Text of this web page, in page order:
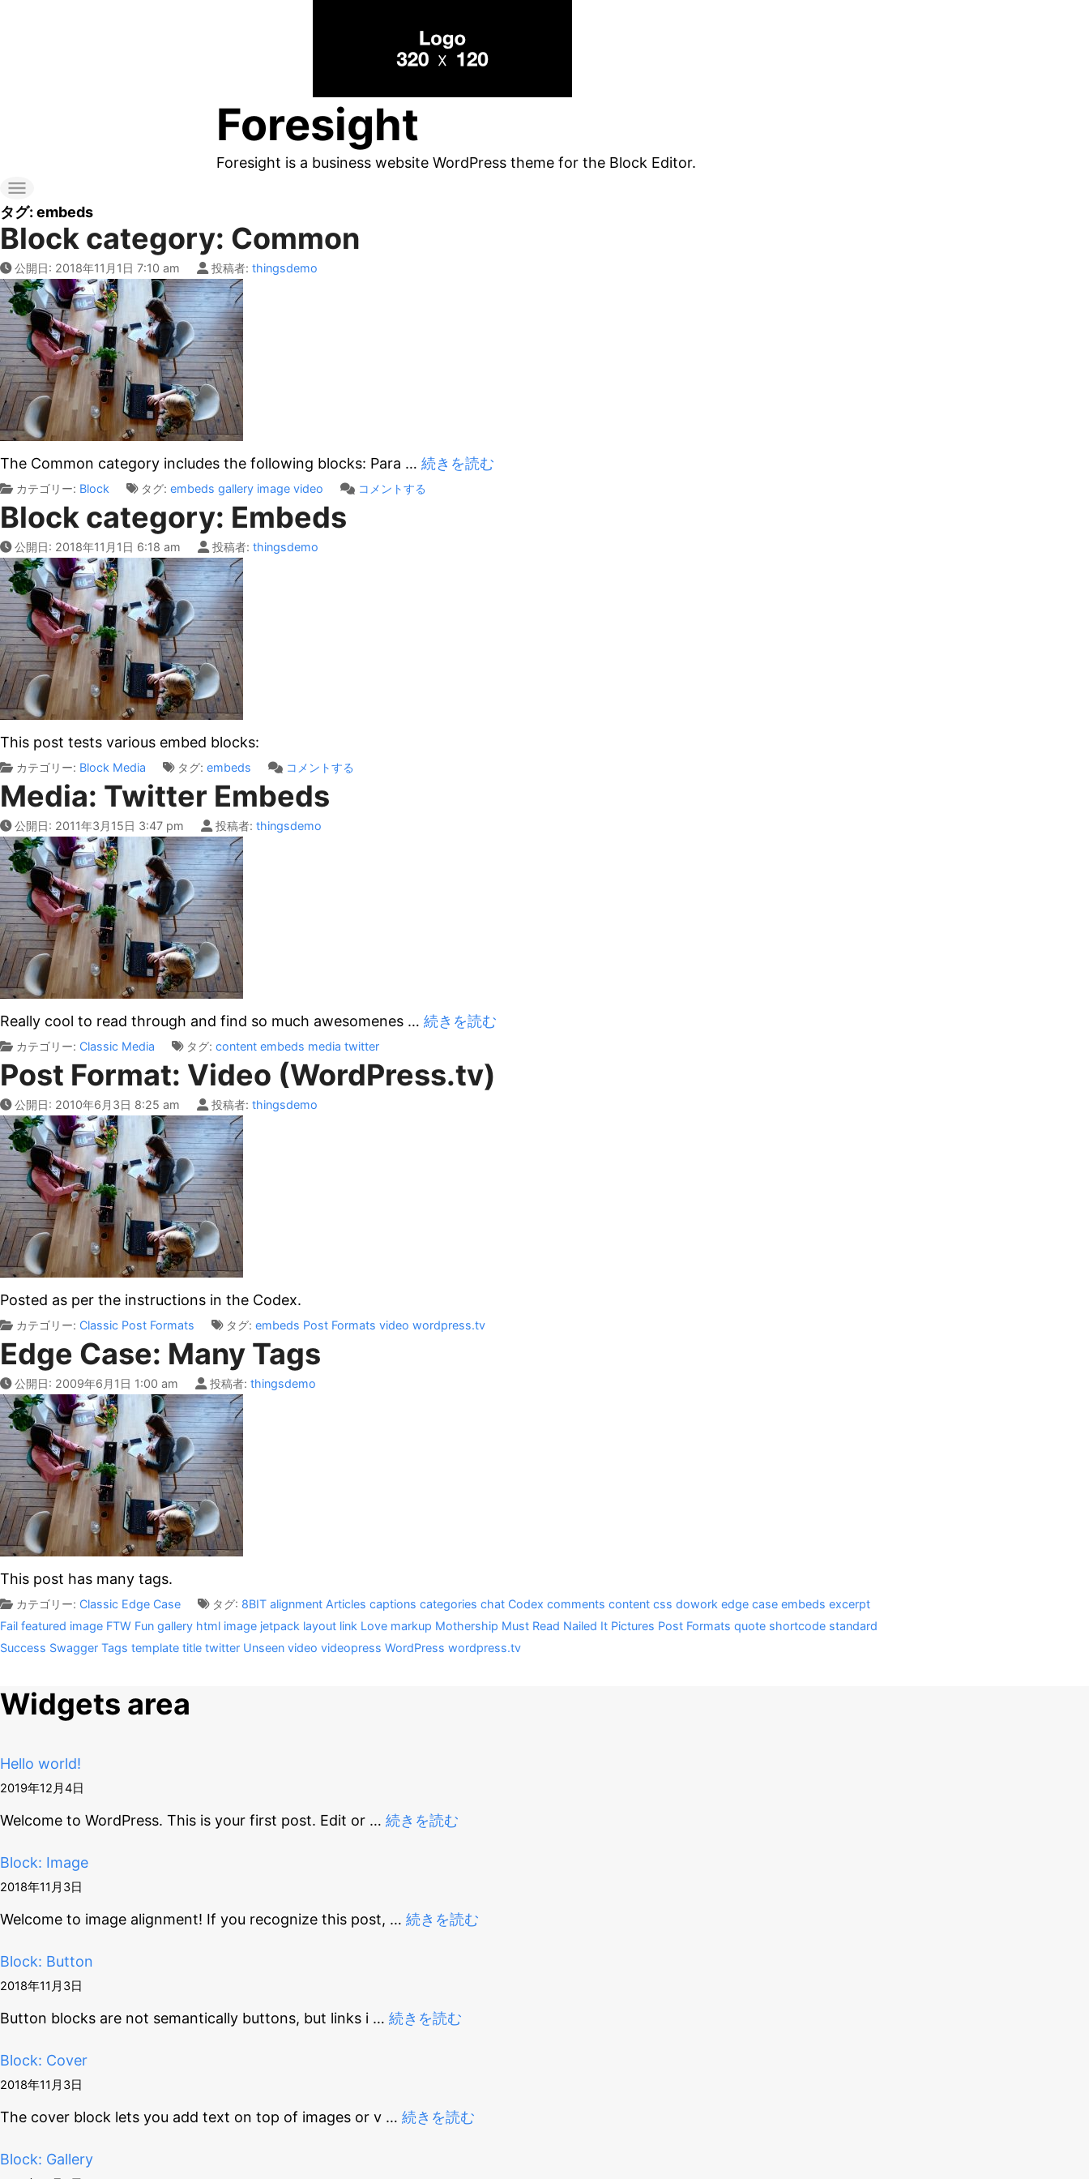
キ
ッ
プ
す
る
Foresight
Foresight is a business website WordPress theme for the Block Editor.
タグ: embeds
Block category: Common
公開日: 2018年11月1日 7:10 am 投稿者: thingsdemo
The Common category includes the following blocks: Para … 続きを読む
カテゴリー: Block タグ: embeds gallery image video コメントする
Block category: Embeds
公開日: 2018年11月1日 6:18 am 投稿者: thingsdemo
This post tests various embed blocks:
カテゴリー: Block Media タグ: embeds コメントする
Media: Twitter Embeds
公開日: 2011年3月15日 3:47 pm 投稿者: thingsdemo
Really cool to read through and find so much awesomenes … 続きを読む
カテゴリー: Classic Media タグ: content embeds media twitter
Post Format: Video (WordPress.tv)
公開日: 2010年6月3日 8:25 am 投稿者: thingsdemo
Posted as per the instructions in the Codex.
カテゴリー: Classic Post Formats タグ: embeds Post Formats video wordpress.tv
Edge Case: Many Tags
公開日: 2009年6月1日 1:00 am 投稿者: thingsdemo
This post has many tags.
カテゴリー: Classic Edge Case タグ: 8BIT alignment Articles captions categories chat Codex comments content css dowork edge case embeds excerpt
Fail featured image FTW Fun gallery html image jetpack layout link Love markup Mothership Must Read Nailed It Pictures Post Formats quote shortcode standard
Success Swagger Tags template title twitter Unseen video videopress WordPress wordpress.tv
Widgets area
Hello world!
2019年12月4日
Welcome to WordPress. This is your first post. Edit or … 続きを読む
Block: Image
2018年11月3日
Welcome to image alignment! If you recognize this post, … 続きを読む
Block: Button
2018年11月3日
Button blocks are not semantically buttons, but links i … 続きを読む
Block: Cover
2018年11月3日
The cover block lets you add text on top of images or v … 続きを読む
Block: Gallery